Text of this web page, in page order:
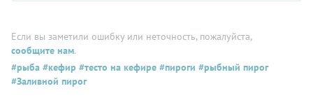
Если вы заметили ошибку или неточность, пожалуйста,
сообщите нам.
#рыба #кефир #тесто на кефире #пироги #рыбный пирог
#Заливной пирог